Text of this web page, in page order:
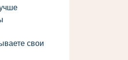
свои